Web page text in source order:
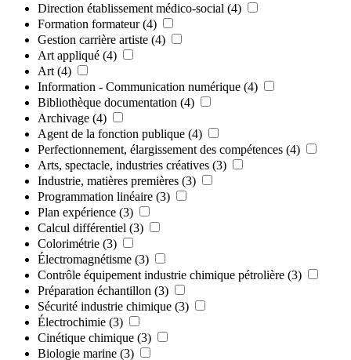
Direction établissement médico-social (4)
Formation formateur (4)
Gestion carrière artiste (4)
Art appliqué (4)
Art (4)
Information - Communication numérique (4)
Bibliothèque documentation (4)
Archivage (4)
Agent de la fonction publique (4)
Perfectionnement, élargissement des compétences (4)
Arts, spectacle, industries créatives (3)
Industrie, matières premières (3)
Programmation linéaire (3)
Plan expérience (3)
Calcul différentiel (3)
Colorimétrie (3)
Électromagnétisme (3)
Contrôle équipement industrie chimique pétrolière (3)
Préparation échantillon (3)
Sécurité industrie chimique (3)
Électrochimie (3)
Cinétique chimique (3)
Biologie marine (3)